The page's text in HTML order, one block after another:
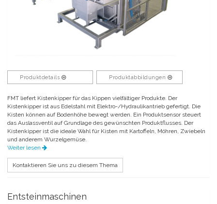
Produktdetails Produktabbildungen
FMT liefert Kistenkipper für das Kippen vielfältiger Produkte. Der
Kistenkipper ist aus Edelstahl mit Elektro-/Hydraulikantrieb gefertigt. Die
Kisten können auf Bodenhöhe bewegt werden. Ein Produktsensor steuert
das Auslassventil auf Grundlage des gewünschten Produktflusses. Der
Kistenkipper ist die ideale Wahl für Kisten mit Kartoffeln, Möhren, Zwiebeln
und anderem Wurzelgemüse.
Weiter lesen
Kontaktieren Sie uns zu diesem Thema
Entsteinmaschinen